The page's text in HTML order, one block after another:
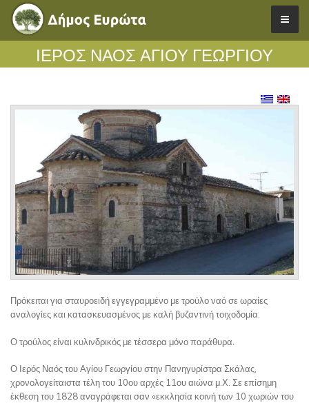
ΙΕΡΟΣ ΝΑΟΣ ΑΓΙΟΥ ΓΕΩΡΓΙΟΥ
Πρόκειται για σταυροειδή εγγεγραμμένο με τρούλο ναό σε ωραίες
αναλογίες και κατασκευασμένος με καλή βυζαντινή τοιχοδομία.
Ο τρούλος είναι κυλινδρικός με τέσσερα μόνο παράθυρα.
Ο Ιερός Ναός του Αγίου Γεωργίου στην Πανηγυρίστρα Σκάλας,
χρονολογείταιστα τέλη του 10ου αρχές 11ου αιώνα μ.Χ. Σε επίσημη
έκθεση του 1828 αναγράφεται σαν «εκκλησία κοινή των 10 χωριών του